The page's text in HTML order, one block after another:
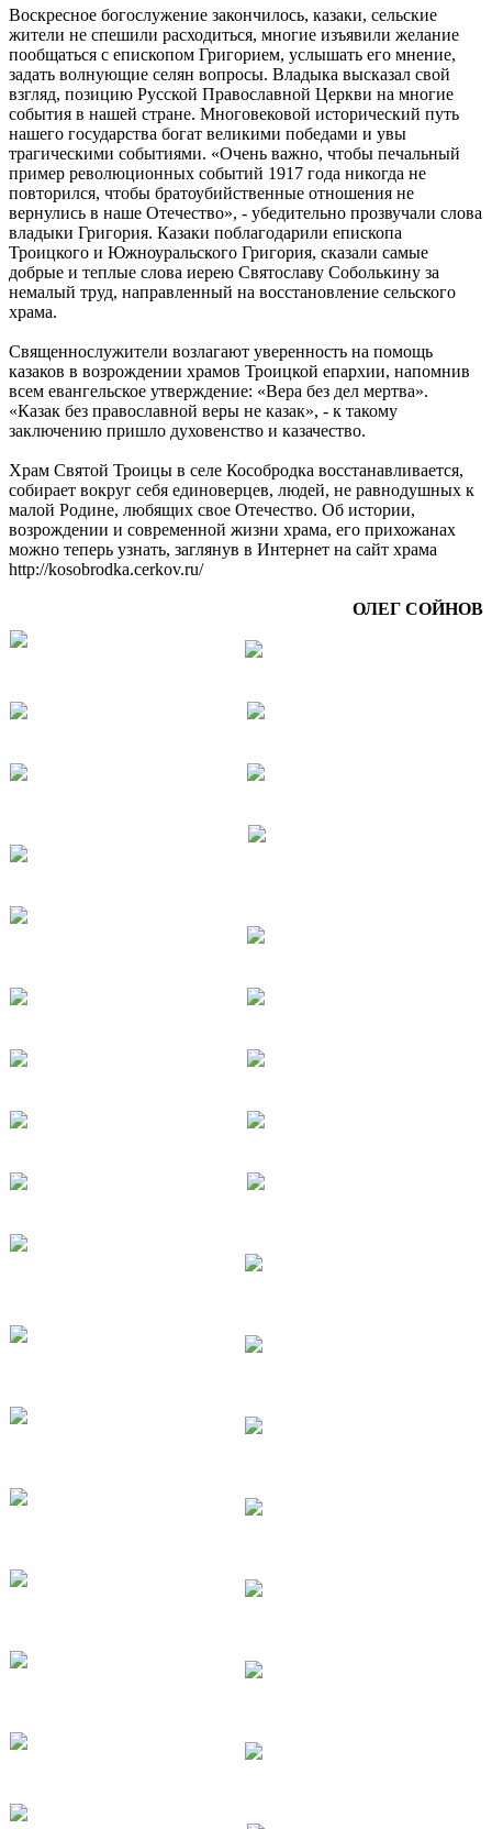
Воскресное богослужение закончилось, казаки, сельские
жители не спешили расходиться, многие изъявили желание
пообщаться с епископом Григорием, услышать его мнение,
задать волнующие селян вопросы. Владыка высказал свой
взгляд, позицию Русской Православной Церкви на многие
события в нашей стране. Многовековой исторический путь
нашего государства богат великими победами и увы
трагическими событиями. «Очень важно, чтобы печальный
пример революционных событий 1917 года никогда не
повторился, чтобы братоубийственные отношения не
вернулись в наше Отечество», - убедительно прозвучали слова
владыки Григория. Казаки поблагодарили епископа
Троицкого и Южноуральского Григория, сказали самые
добрые и теплые слова иерею Святославу Соболькину за
немалый труд, направленный на восстановление сельского
храма.
Священнослужители возлагают уверенность на помощь
казаков в возрождении храмов Троицкой епархии, напомнив
всем евангельское утверждение: «Вера без дел мертва».
«Казак без православной веры не казак», - к такому
заключению пришло духовенство и казачество.
Храм Святой Троицы в селе Кособродка восстанавливается,
собирает вокруг себя единоверцев, людей, не равнодушных к
малой Родине, любящих свое Отечество. Об истории,
возрождении и современной жизни храма, его прихожанах
можно теперь узнать, заглянув в Интернет на сайт храма
http://kosobrodka.cerkov.ru/
ОЛЕГ СОЙНОВ